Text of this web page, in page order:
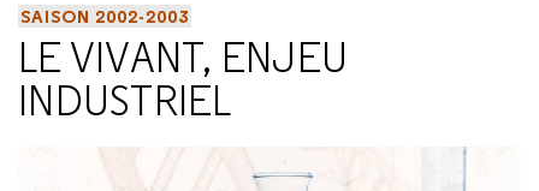
SAISON 2002-2003
LE VIVANT, ENJEU
INDUSTRIEL